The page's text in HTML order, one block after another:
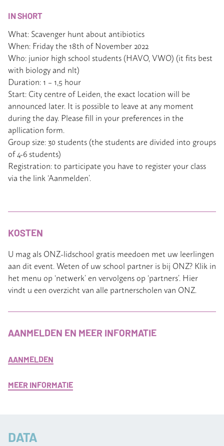
IN SHORT
What: Scavenger hunt about antibiotics
When: Friday the 18th of November 2022
Who: junior high school students (HAVO, VWO) (it fits best
with biology and nlt)
Duration: 1 – 1,5 hour
Start: City centre of Leiden, the exact location will be
announced later. It is possible to leave at any moment
during the day. Please fill in your preferences in the
apllication form.
Group size: 30 students (the students are divided into groups
of 4-6 students)
Registration: to participate you have to register your class
via the link ‘Aanmelden’.
KOSTEN
U mag als ONZ-lidschool gratis meedoen met uw leerlingen
aan dit event. Weten of uw school partner is bij ONZ? Klik in
het menu op ‘netwerk’ en vervolgens op ‘partners’. Hier
vindt u een overzicht van alle partnerscholen van ONZ.
AANMELDEN EN MEER INFORMATIE
AANMELDEN
MEER INFORMATIE
DATA